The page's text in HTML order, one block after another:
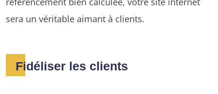
sera un véritable aimant à clients.
Fidéliser les clients